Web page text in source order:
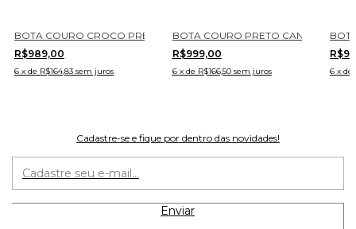
1766011-3
BOTA COURO CROCO PRETO CANO LONGO CECCONELLO 2632005-
R$989,00
6 x de R$164,83 sem juros
BOTA COURO PRETO CANO
R$999,00
6 x de R$166,50 sem juros 6 xde
Cadastre-se e fique por dentro das novidades!